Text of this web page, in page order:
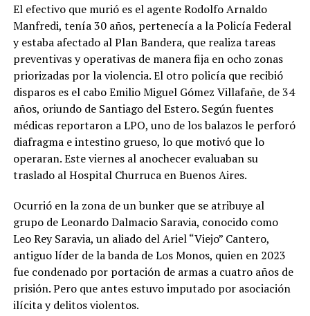
El efectivo que murió es el agente Rodolfo Arnaldo
Manfredi, tenía 30 años, pertenecía a la Policía Federal
y estaba afectado al Plan Bandera, que realiza tareas
preventivas y operativas de manera fija en ocho zonas
priorizadas por la violencia. El otro policía que recibió
disparos es el cabo Emilio Miguel Gómez Villafañe, de 34
años, oriundo de Santiago del Estero. Según fuentes
médicas reportaron a LPO, uno de los balazos le perforó
diafragma e intestino grueso, lo que motivó que lo
operaran. Este viernes al anochecer evaluaban su
traslado al Hospital Churruca en Buenos Aires.
Ocurrió en la zona de un bunker que se atribuye al
grupo de Leonardo Dalmacio Saravia, conocido como
Leo Rey Saravia, un aliado del Ariel “Viejo” Cantero,
antiguo líder de la banda de Los Monos, quien en 2023
fue condenado por portación de armas a cuatro años de
prisión. Pero que antes estuvo imputado por asociación
ilícita y delitos violentos.